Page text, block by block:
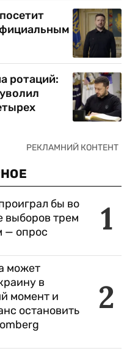
ротаций:
1
бы во
выборов трем
— опрос
2
может
в
момент и
остановить